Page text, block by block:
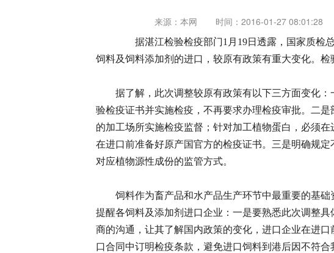
来源：本网 时间：2016-01-27 08:01:28
据湛江检验检疫部门1月19日透露，国家质检总
饲料及饲料添加剂的进口，较原有政策有重大变化。
据了解，此次调整较原有政策有以下三方面变化：
验检疫证书并实施检疫，不再要求办理检疫审批。二
的加工场所实施检疫监督；针对加工植物蛋白，必须
在进口前准备好原产国官方的检疫证书。三是明确规
对应植物源性成份的监管方式。
饲料作为畜产品和水产品生产环节中最重要的基础
提醒各饲料及添加剂进口企业：一是要熟悉此次调整
商的沟通，让其了解国内政策的变化，进口企业在进
口合同中订明检疫条款，避免进口饲料到港后因不符